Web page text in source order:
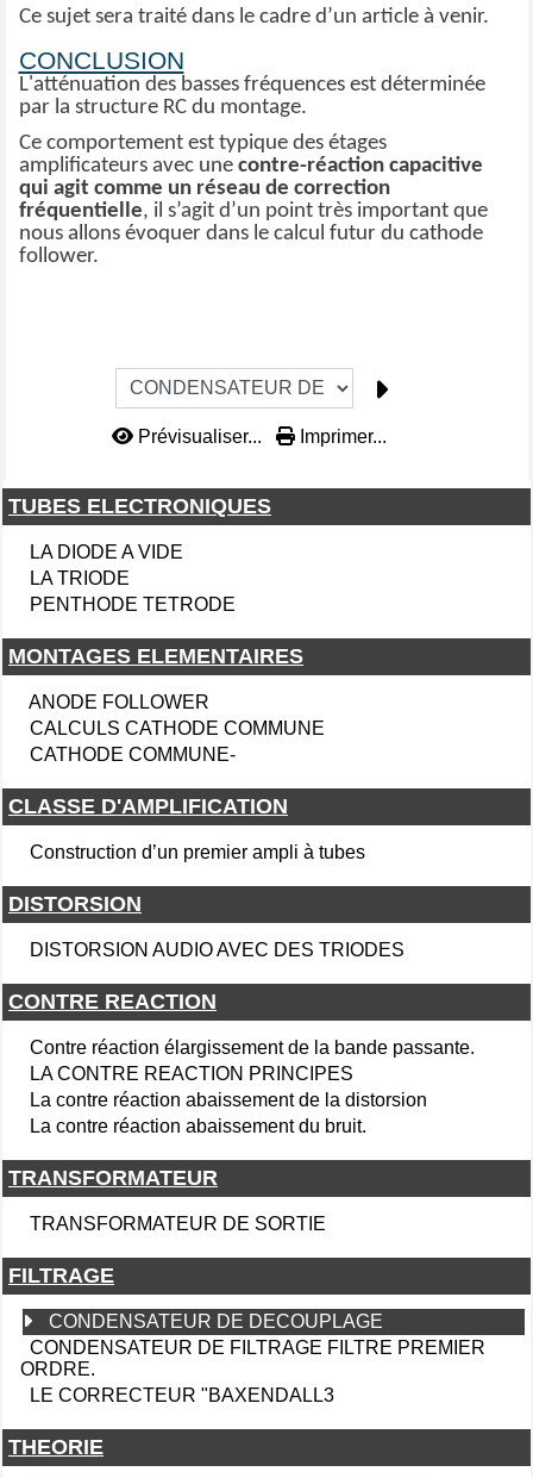
TUBES ELECTRONIQUES
LA DIODE A VIDE
LA TRIODE
PENTHODE TETRODE
MONTAGES ELEMENTAIRES
ANODE FOLLOWER
CALCULS CATHODE COMMUNE
CATHODE COMMUNE-
CLASSE D'AMPLIFICATION
Construction d’un premier ampli à tubes
DISTORSION
DISTORSION AUDIO AVEC DES TRIODES
CONTRE REACTION
Contre réaction élargissement de la bande passante.
LA CONTRE REACTION PRINCIPES
La contre réaction abaissement de la distorsion
La contre réaction abaissement du bruit.
TRANSFORMATEUR
TRANSFORMATEUR DE SORTIE
FILTRAGE
CONDENSATEUR DE DECOUPLAGE
CONDENSATEUR DE FILTRAGE FILTRE PREMIER
ORDRE.
LE CORRECTEUR "BAXENDALL3
THEORIE
Ce sujet sera traité dans le cadre d’un article à venir.
CONCLUSION
L'atténuation des basses fréquences est déterminée
par la structure RC du montage.
Ce comportement est typique des étages
amplificateurs avec une contre-réaction capacitive
qui agit comme un réseau de correction
fréquentielle, il s’agit d’un point très important que
nous allons évoquer dans le calcul futur du cathode
follower.
Prévisualiser... Imprimer...